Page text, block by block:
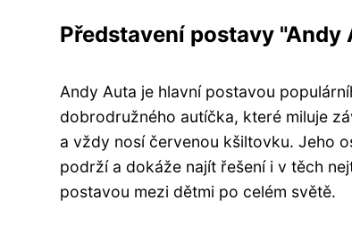
Představení postavy
Andy Auta je hlavní postavou
dobrodružného autíčka, které miluje
a vždy nosí červenou kšiltovku. Jeho
podrží a dokáže najít řešení i v těch
postavou mezi dětmi po celém světě.